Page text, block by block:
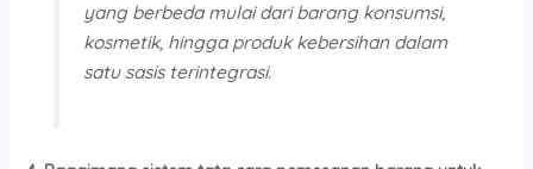
yang berbeda mulai dari barang konsumsi,
kosmetik, hingga produk kebersihan dalam
satu sasis terintegrasi.